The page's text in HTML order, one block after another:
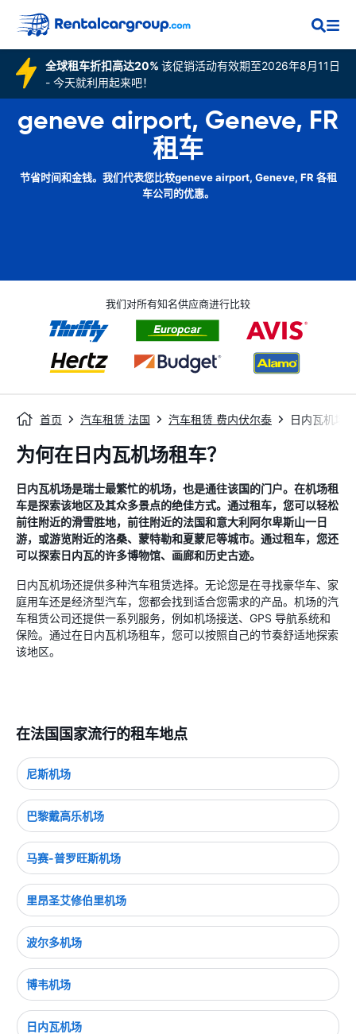
全球租车折扣高达20% 该促销活动有效期至2026年8月11日
- 今天就利用起来吧！
geneve airport, Geneve, FR
租车
节省时间和金钱。我们代表您比较geneve airport, Geneve, FR 各租
车公司的优惠。
我们对所有知名供应商进行比较
首页 汽车租赁 法国 汽车租赁 费内伏尔泰 日内瓦机场
为何在日内瓦机场租车？
日内瓦机场是瑞士最繁忙的机场，也是通往该国的门户。在机场租
车是探索该地区及其众多景点的绝佳方式。通过租车，您可以轻松
前往附近的滑雪胜地，前往附近的法国和意大利阿尔卑斯山一日
游，或游览附近的洛桑、蒙特勒和夏蒙尼等城市。通过租车，您还
可以探索日内瓦的许多博物馆、画廊和历史古迹。
日内瓦机场还提供多种汽车租赁选择。无论您是在寻找豪华车、家
庭用车还是经济型汽车，您都会找到适合您需求的产品。机场的汽
车租赁公司还提供一系列服务，例如机场接送、GPS 导航系统和
保险。通过在日内瓦机场租车，您可以按照自己的节奏舒适地探索
该地区。
在法国国家流行的租车地点
尼斯机场
巴黎戴高乐机场
马赛-普罗旺斯机场
里昂圣艾修伯里机场
波尔多机场
博韦机场
日内瓦机场